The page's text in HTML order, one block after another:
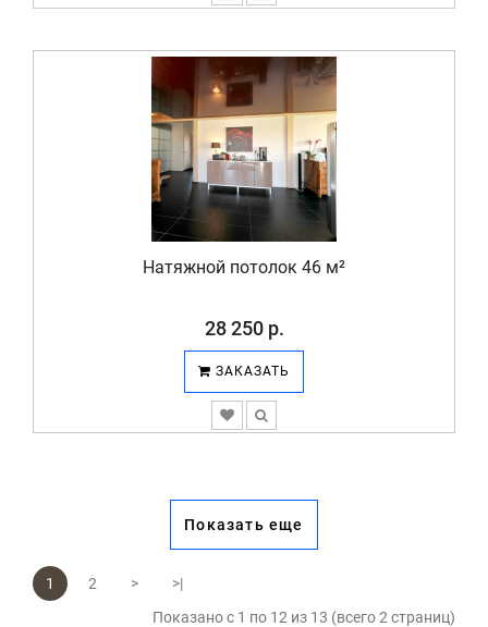
Натяжной потолок 46 м²
28 250 р.
ЗАКАЗАТЬ
Показать еще
1 2 >
>|
Показано с 1 по 12 из 13 (всего 2 страниц)